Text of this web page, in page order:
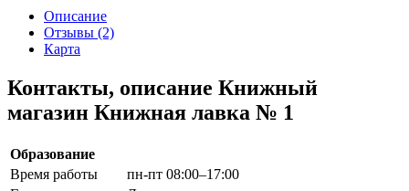
Описание
Отзывы (2)
Карта
Контакты, описание Книжный
магазин Книжная лавка № 1
Образование
Время работы
пн-пт 08:00–17:00